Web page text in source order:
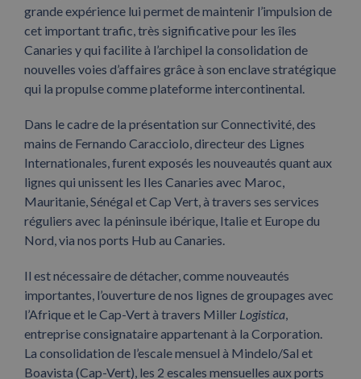
grande expérience lui permet de maintenir l’impulsion de
cet important trafic, très significative pour les îles
Canaries y qui facilite à l’archipel la consolidation de
nouvelles voies d’affaires grâce à son enclave stratégique
qui la propulse comme plateforme intercontinental.
Dans le cadre de la présentation sur Connectivité, des
mains de Fernando Caracciolo, directeur des Lignes
Internationales, furent exposés les nouveautés quant aux
lignes qui unissent les Iles Canaries avec Maroc,
Mauritanie, Sénégal et Cap Vert, à travers ses services
réguliers avec la péninsule ibérique, Italie et Europe du
Nord, via nos ports Hub au Canaries.
Il est nécessaire de détacher, comme nouveautés
importantes, l’ouverture de nos lignes de groupages avec
l’Afrique et le Cap-Vert à travers Miller Logistica,
entreprise consignataire appartenant à la Corporation.
La consolidation de l’escale mensuel à Mindelo/Sal et
Boavista (Cap-Vert), les 2 escales mensuelles aux ports